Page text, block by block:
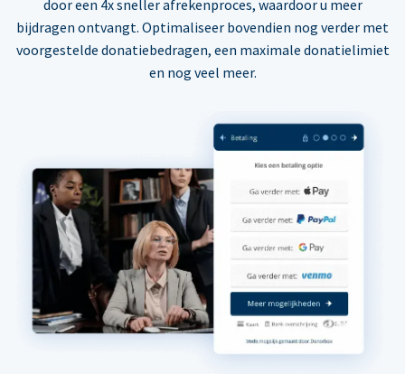
door een 4x sneller afrekenproces, waardoor u meer
bijdragen ontvangt. Optimaliseer bovendien nog verder met
voorgestelde donatiebedragen, een maximale donatielimiet
en nog veel meer.